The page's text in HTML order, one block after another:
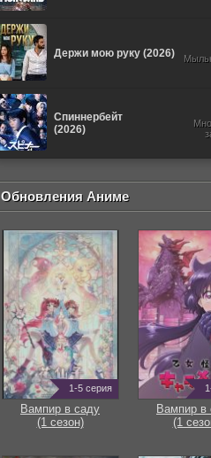
Держи мою руку (2026)
Спиннербейт
(2026)
Обновления Аниме
1-5 серия
Вампир в саду
(1 сезон)
Вампир в
(1